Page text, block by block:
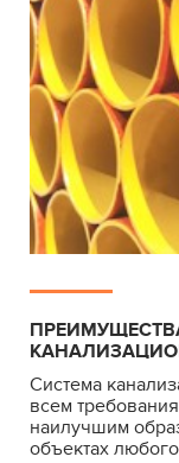
PAG
Система
всем
наилучшим
объектах